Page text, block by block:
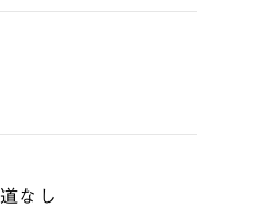
なし